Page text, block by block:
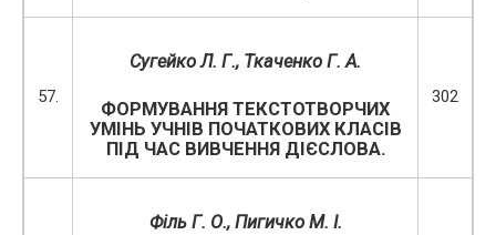
57.
Сугейко Л. Г., Ткаченко Г. А.
ФОРМУВАННЯ ТЕКСТОТВОРЧИХ
УМІНЬ УЧНІВ ПОЧАТКОВИХ КЛАСІВ
ПІД ЧАС ВИВЧЕННЯ ДІЄСЛОВА.
302
Філь Г. О., Пигичко М. І.